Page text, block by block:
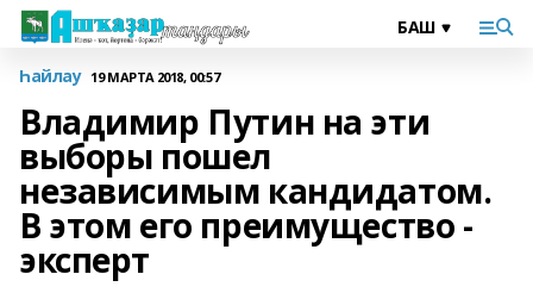
Һайлау 19 МАРТА 2018, 00:57
Владимир Путин на эти
выборы пошел
независимым кандидатом.
В этом его преимущество -
эксперт